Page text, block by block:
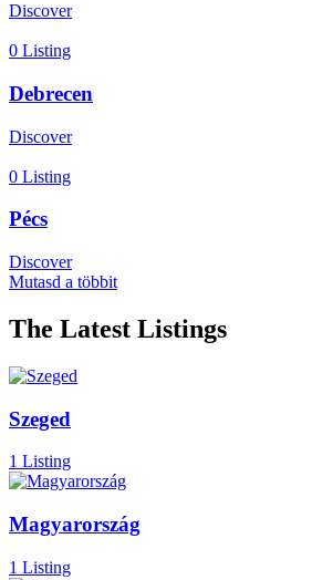
Discover
0 Listing
Debrecen
Discover
0 Listing
Pécs
Discover
Mutasd a többit
The Latest Listings
Szeged
1 Listing
Magyarország
1 Listing